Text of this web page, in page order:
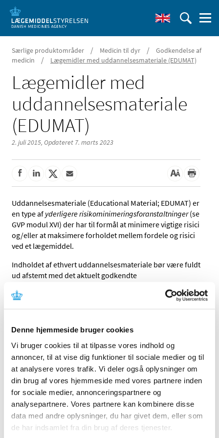
Denne hjemmeside bruger cookies
Vi bruger cookies til at tilpasse vores indhold og
annoncer, til at vise dig funktioner til sociale medier og til
at analysere vores trafik. Vi deler også oplysninger om
din brug af vores hjemmeside med vores partnere inden
for sociale medier, annonceringspartnere og
analysepartnere. Vores partnere kan kombinere disse
data med andre oplysninger, du har givet dem, eller som
de har indsamlet fra din brug af deres tjenester.
Særlige produktområder / Medicin til dyr /
Godkendelse af
medicin
/ Lægemidler med uddannelsesmateriale (EDUMAT)
Lægemidler med
uddannelsesmateriale
(EDUMAT)
2. juli 2015, Opdateret 7. marts 2023
Uddannelsesmateriale (Educational Material; EDUMAT) er
en type af yderligere risikominimeringsforanstaltninger(se
GVP modul XVI) der har til formål at minimere vigtige risici
og/eller at maksimere forholdet mellem fordele og risici
ved et lægemiddel.
Indholdet af ethvert uddannelsesmateriale bør være fuldt
ud afstemt med det aktuelt godkendte
oplysninger i produktresuméet og indlægssedlen frem
for at gentage.
Undervejs i en regulatorisk procedure kan
myndighederne stille krav om udarbejdelse af et
uddannelsesmateriale, dette vil fremgå af den godkendte
risikostyringsplan (Risk Management Plan; RMP).
Se fanenUdarbejdelse og distribution af dansk
uddannelsesmateriale
for yderligere information.
Under fanenDansk uddannelsesmaterialefindes
uddannelsesmaterialer, der er udarbejdet, accepteret og
publiceret i forbindelse med lægemidler, der er godkendt